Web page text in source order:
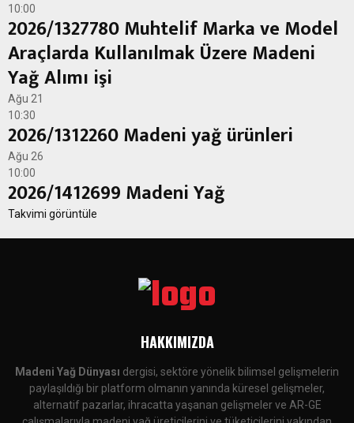
10:00
2026/1327780 Muhtelif Marka ve Model
Araçlarda Kullanılmak Üzere Madeni
Yağ Alımı işi
Ağu 21
10:30
2026/1312260 Madeni yağ ürünleri
Ağu 26
10:00
2026/1412699 Madeni Yağ
Takvimi görüntüle
HAKKIMIZDA
Madeni Yağ Dünyası dergisi, sektöre yönelik bilimsel gelişmelerin
paylaşıldığı bir platform olmanın yanında küresel gelişmeler,
alternatif pazarlar, ihracatta yaşanan gelişmeler ve AR-GE